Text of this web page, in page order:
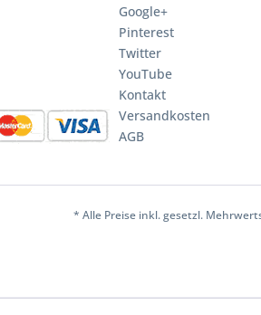
Google+
Pinterest
Twitter
YouTube
Kontakt
Versandkosten
AGB
* Alle Preise inkl. gesetzl.